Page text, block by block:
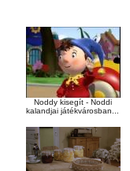
Noddy kisegít - Noddi
kalandjai játékvárosban...